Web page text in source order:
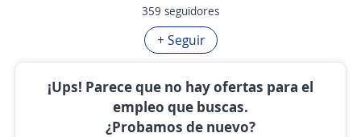
359 seguidores
+ Seguir
¡Ups! Parece que no hay ofertas para el
empleo que buscas.
¿Probamos de nuevo?